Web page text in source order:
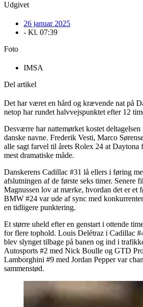
Udgivet
26 januar 2025
- Kl. 07:39
Foto
IMSA
Del artikel
Det har været en hård og krævende nat på
netop har rundet halvvejspunktet efter 12
Desværre har nattemørket kostet
danske navne. Frederik Vesti, Marco
alle sagt farvel til årets Rolex 24 at Daytona
mest dramatiske måde.
Danskerens Cadillac #31 lå ellers i føring
afslutningen af de første seks timer. Senere
Magnussen lov at mærke, hvordan det er et
BMW #24 var ude af sync med
en tidligere punktering.
Et større uheld efter en genstart i ottende
for flere tophold. Louis Delétraz i Cadillac
blev slynget tilbage på banen og ind i
Autosports #2 med Nick Boulle og GTD
Lamborghini #9 med Jordan Pepper var
sammenstød.